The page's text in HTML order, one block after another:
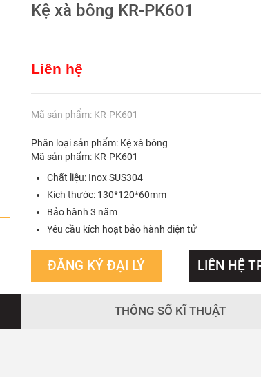
Kệ xà bông KR-PK601
Liên hệ
Mã sản phẩm: KR-PK601
Phân loại sản phẩm: Kệ xà bông
Mã sản phẩm: KR-PK601
Chất liệu: Inox SUS304
Kích thước: 130*120*60mm
Bảo hành 3 năm
Yêu cầu kích hoạt bảo hành điện tử
ĐĂNG KÝ ĐẠI LÝ LIÊN HỆ
THÔNG SỐ KĨ THUẬT